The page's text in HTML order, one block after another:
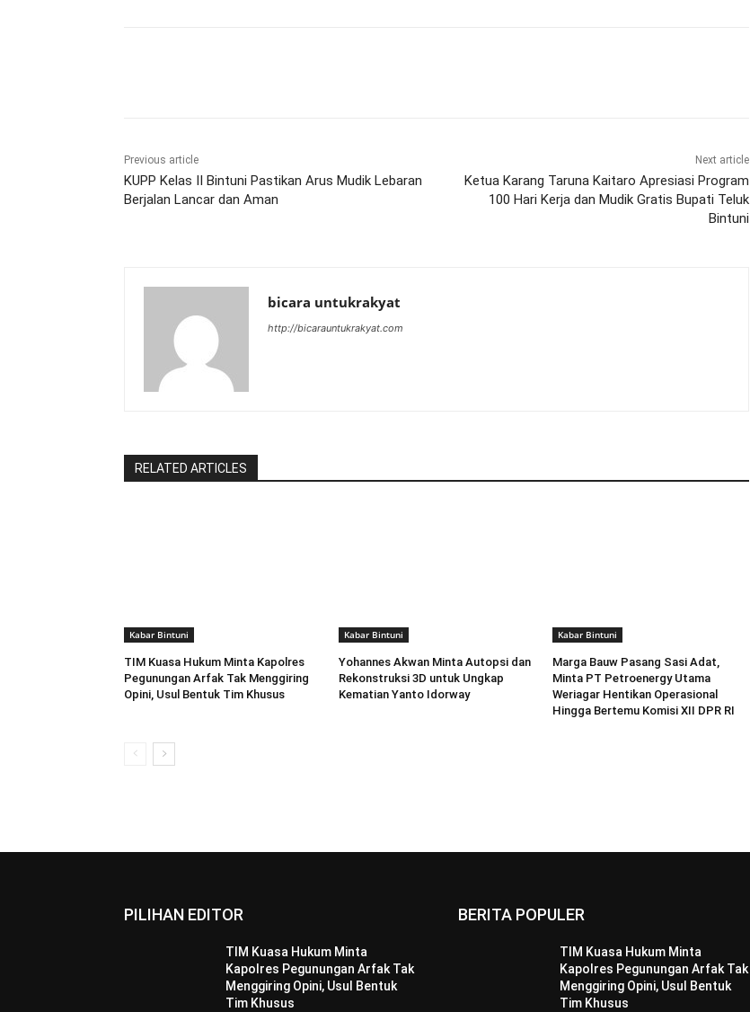
Previous article
KUPP Kelas II Bintuni Pastikan Arus Mudik Lebaran
Berjalan Lancar dan Aman
Next article
Ketua Karang Taruna Kaitaro Apresiasi Program
100 Hari Kerja dan Mudik Gratis Bupati Teluk
Bintuni
bicara untukrakyat
http://bicarauntukrakyat.com
RELATED ARTICLES
Kabar Bintuni
TIM Kuasa Hukum Minta Kapolres
Pegunungan Arfak Tak Menggiring
Opini, Usul Bentuk Tim Khusus
Kabar Bintuni
Yohannes Akwan Minta Autopsi dan
Rekonstruksi 3D untuk Ungkap
Kematian Yanto Idorway
Kabar Bintuni
Marga Bauw Pasang Sasi Adat,
Minta PT Petroenergy Utama
Weriagar Hentikan Operasional
Hingga Bertemu Komisi XII DPR RI
PILIHAN EDITOR
TIM Kuasa Hukum Minta
Kapolres Pegunungan Arfak Tak
Menggiring Opini, Usul Bentuk
Tim Khusus
BERITA POPULER
TIM Kuasa Hukum Minta
Kapolres Pegunungan Arfak Tak
Menggiring Opini, Usul Bentuk
Tim Khusus